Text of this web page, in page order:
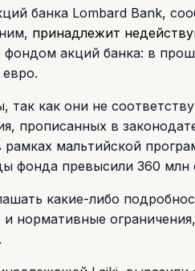
банка Lombard Bank,
принадлежит
фондом акций банка: в
так как они не
прописанных в
рамках мальтийской
фонда превысили 360 млн
какие-либо
нормативные ограничения,